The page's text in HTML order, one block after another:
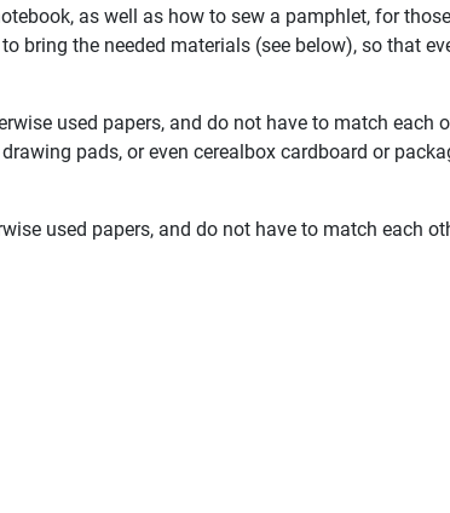
as well as how to sew a pamphlet, for
bring the needed materials (see below), so that
used papers, and do not have to match each
pads, or even cerealbox cardboard or
used papers, and do not have to match each